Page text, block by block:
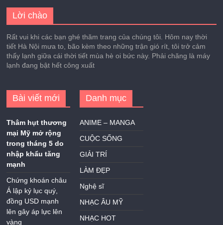
Lời chào
Rất vui khi các bạn ghé thăm trang của chúng tôi. Hôm nay thời
tiết Hà Nội mưa to, bão kèm theo những trận gió rít, tôi trở cảm
thấy lạnh giữa cái thời tiết mùa hè oi bức này. Phải chăng là máy
lạnh đang bật hết công xuất
Bài viết mới
Thâm hụt thương
mại Mỹ mở rộng
trong tháng 5 do
nhập khẩu tăng
mạnh
Chứng khoán châu
Á lập kỷ lục quý,
đồng USD mạnh
lên gây áp lực lên
vàng
Danh mục
ANIME – MANGA
CUỘC SỐNG
GIẢI TRÍ
LÀM ĐẸP
Nghệ sĩ
NHẠC ÂU MỸ
NHẠC HOT